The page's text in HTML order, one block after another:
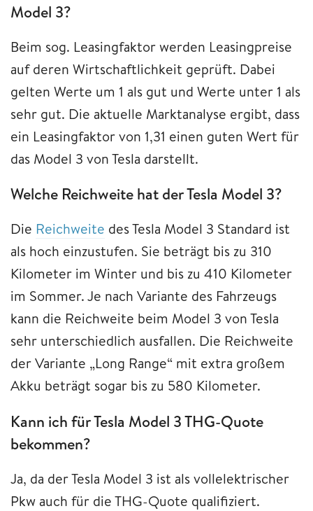
Model 3?
Beim sog. Leasingfaktor werden Leasingpreise
auf deren Wirtschaftlichkeit geprüft. Dabei
gelten Werte um 1 als gut und Werte unter 1 als
sehr gut. Die aktuelle Marktanalyse ergibt, dass
ein Leasingfaktor von 1,31 einen guten Wert für
das Model 3 von Tesla darstellt.
Welche Reichweite hat der Tesla Model 3?
Die Reichweite des Tesla Model 3 Standard ist
als hoch einzustufen. Sie beträgt bis zu 310
Kilometer im Winter und bis zu 410 Kilometer
im Sommer. Je nach Variante des Fahrzeugs
kann die Reichweite beim Model 3 von Tesla
sehr unterschiedlich ausfallen. Die Reichweite
der Variante „Long Range“ mit extra großem
Akku beträgt sogar bis zu 580 Kilometer.
Kann ich für Tesla Model 3 THG-Quote
bekommen?
Ja, da der Tesla Model 3 ist als vollelektrischer
Pkw auch für die THG-Quote qualifiziert.